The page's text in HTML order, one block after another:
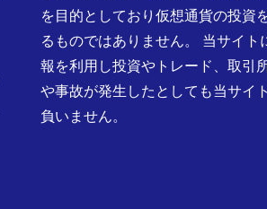
を目的としており仮想通貨の投資
るものではありません。 当サイト
報を利用し投資やトレード、取引
や事故が発生したとしても当サイ
負いません。